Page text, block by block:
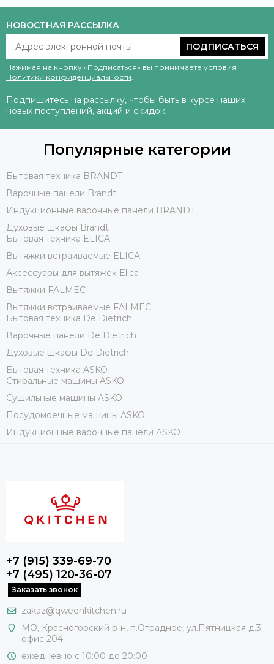
НОВОСТНАЯ РАССЫЛКА
ПОДПИСАТЬСЯ
Нажимая на кнопку «Подписаться» вы принимаете условия
Политики конфиденциальности.
Подпишитесь на рассылку, чтобы быть в курсе наших
новых поступлений, акций и скидок.
Популярные категории
Бытовая техника BRANDT
Варочные панели Brandt
Индукционные варочные панели BRANDT
Духовые шкафы Brandt
Бытовая техника ELICA
Вытяжки встраиваемые ELICA
Аксессуары для вытяжек Elica
Вытяжки FALMEC
Вытяжки встраиваемые FALMEC
Бытовая техника De Dietrich
Варочные панели De Dietrich
Духовые шкафы De Dietrich
Бытовая техника ASKO
Стиральные машины ASKO
Сушильные машины ASKO
Посудомоечные машины ASKO
Индукционные варочные панели ASKO
+7 (915) 339-69-70
+7 (495) 120-36-07
Заказать звонок
zakaz@qweenkitchen.ru
МО, Красногорский р-н, п.Отрадное, ул.Пятницкая д.3
офис 204
ежедневно с 10:00 до 20:00